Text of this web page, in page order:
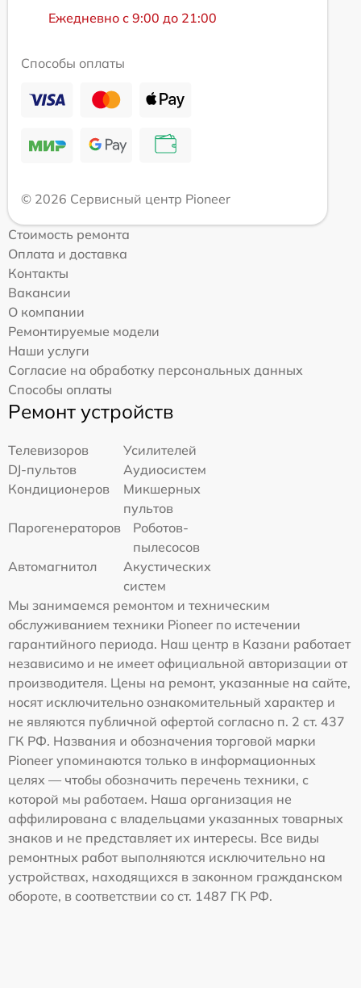
Ежедневно с 9:00 до 21:00
Способы оплаты
© 2026 Сервисный центр Pioneer
Стоимость ремонта
Оплата и доставка
Контакты
Вакансии
О компании
Ремонтируемые модели
Наши услуги
Согласие на обработку персональных данных
Способы оплаты
Ремонт устройств
Телевизоров
Усилителей
DJ-пультов
Аудиосистем
Кондиционеров
Микшерных
пультов
Парогенераторов
Роботов-
пылесосов
Автомагнитол
Акустических
систем
Мы занимаемся ремонтом и техническим
обслуживанием техники Pioneer по истечении
гарантийного периода. Наш центр в Казани работает
независимо и не имеет официальной авторизации от
производителя. Цены на ремонт, указанные на сайте,
носят исключительно ознакомительный характер и
не являются публичной офертой согласно п. 2 ст. 437
ГК РФ. Названия и обозначения торговой марки
Pioneer упоминаются только в информационных
целях — чтобы обозначить перечень техники, с
которой мы работаем. Наша организация не
аффилирована с владельцами указанных товарных
знаков и не представляет их интересы. Все виды
ремонтных работ выполняются исключительно на
устройствах, находящихся в законном гражданском
обороте, в соответствии со ст. 1487 ГК РФ.